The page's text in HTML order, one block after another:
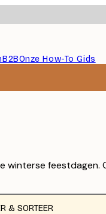
B2BOnze How-To Gids
winterse feestdagen.
& SORTEER